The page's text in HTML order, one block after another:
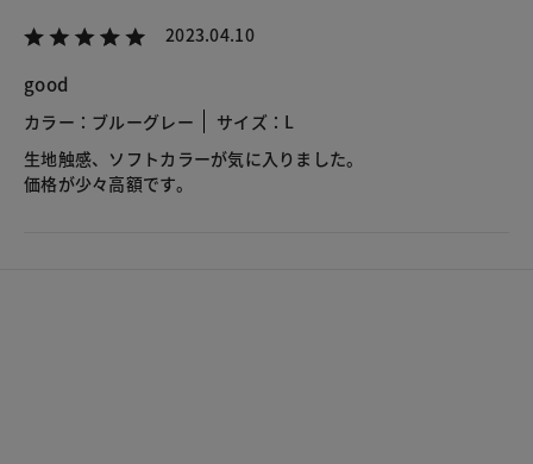
2023.04.10
good
カラー：ブルーグレー
サイズ：L
生地触感、ソフトカラーが気に入りました。
価格が少々高額です。